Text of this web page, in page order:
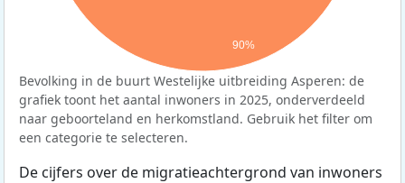
90%
Bevolking in de buurt Westelijke uitbreiding Asperen: de
grafiek toont het aantal inwoners in 2025, onderverdeeld
naar geboorteland en herkomstland. Gebruik het filter om
een categorie te selecteren.
De cijfers over de migratieachtergrond van inwoners